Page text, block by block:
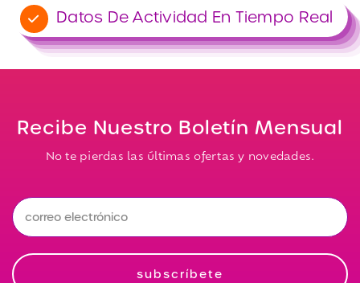
Datos De Actividad En Tiempo Real
Recibe Nuestro Boletín Mensual
No te pierdas las últimas ofertas y novedades.
ZZ_Newsletter
subscríbete